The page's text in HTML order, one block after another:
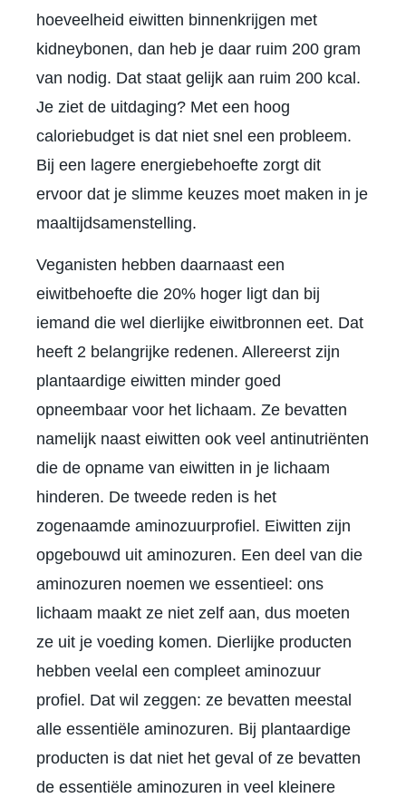
hoeveelheid eiwitten binnenkrijgen met
kidneybonen, dan heb je daar ruim 200 gram
van nodig. Dat staat gelijk aan ruim 200 kcal.
Je ziet de uitdaging? Met een hoog
caloriebudget is dat niet snel een probleem.
Bij een lagere energiebehoefte zorgt dit
ervoor dat je slimme keuzes moet maken in je
maaltijdsamenstelling.
Veganisten hebben daarnaast een
eiwitbehoefte die 20% hoger ligt dan bij
iemand die wel dierlijke eiwitbronnen eet. Dat
heeft 2 belangrijke redenen. Allereerst zijn
plantaardige eiwitten minder goed
opneembaar voor het lichaam. Ze bevatten
namelijk naast eiwitten ook veel antinutriënten
die de opname van eiwitten in je lichaam
hinderen. De tweede reden is het
zogenaamde aminozuurprofiel. Eiwitten zijn
opgebouwd uit aminozuren. Een deel van die
aminozuren noemen we essentieel: ons
lichaam maakt ze niet zelf aan, dus moeten
ze uit je voeding komen. Dierlijke producten
hebben veelal een compleet aminozuur
profiel. Dat wil zeggen: ze bevatten meestal
alle essentiële aminozuren. Bij plantaardige
producten is dat niet het geval of ze bevatten
de essentiële aminozuren in veel kleinere